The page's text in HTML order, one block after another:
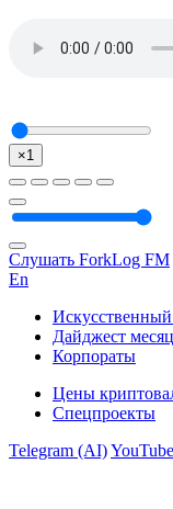
×1
Слушать ForkLog FM
En
Дайджест
Корпораты
Цены
Спецпроекты
Telegram (AI)YouTube